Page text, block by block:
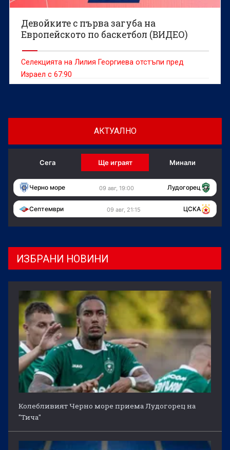
Девойките с първа загуба на
Европейското по баскетбол (ВИДЕО)
Селекцията на Лилия Георгиева отстъпи пред
Израел с 67:90
АКТУАЛНО
Сега Ще играят Минали
Черно море 09 авг, 19:00 Лудогорец
Септември 09 авг, 21:15 ЦСКА
ИЗБРАНИ НОВИНИ
Колебливият Черно море приема Лудогорец на
"Тича"